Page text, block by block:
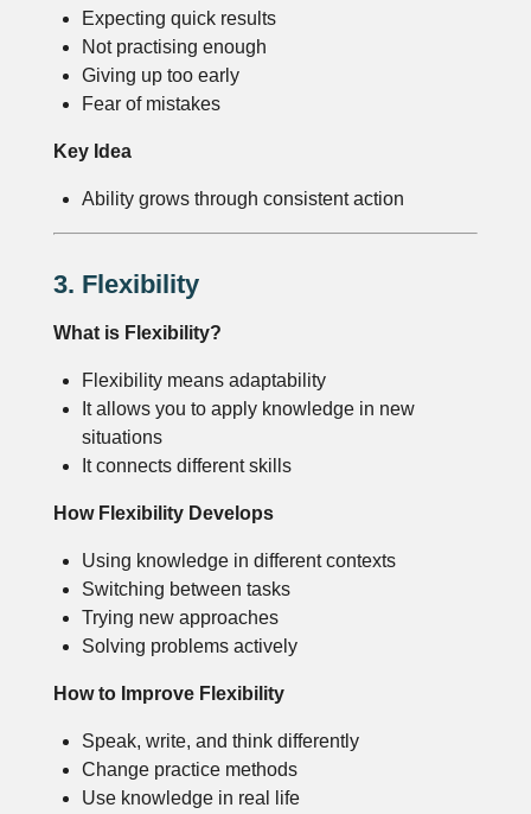
Expecting quick results
Not practising enough
Giving up too early
Fear of mistakes
Key Idea
Ability grows through consistent action
3. Flexibility
What is Flexibility?
Flexibility means adaptability
It allows you to apply knowledge in new
situations
It connects different skills
How Flexibility Develops
Using knowledge in different contexts
Switching between tasks
Trying new approaches
Solving problems actively
How to Improve Flexibility
Speak, write, and think differently
Change practice methods
Use knowledge in real life